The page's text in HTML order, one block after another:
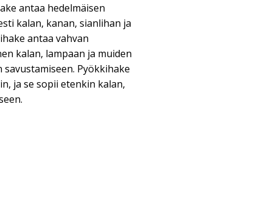
antaa hedelmäisen
kalan, kanan, sianlihan ja
antaa vahvan
kalan, lampaan ja muiden
Pyökkihake
ja se sopii etenkin kalan,